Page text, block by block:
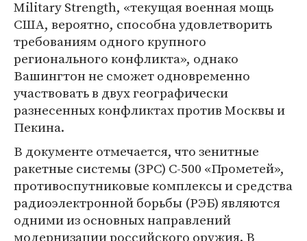
Military Strength, «текущая военная мощь
США, вероятно, способна удовлетворить
требованиям одного крупного
регионального конфликта», однако
Вашингтон не сможет одновременно
участвовать в двух географически
разнесенных конфликтах против Москвы и
Пекина.
В документе отмечается, что зенитные
ракетные системы (ЗРС) С-500 «Прометей»,
противоспутниковые комплексы и средства
радиоэлектронной борьбы (РЭБ) являются
одними из основных направлений
модернизации российского оружия. В